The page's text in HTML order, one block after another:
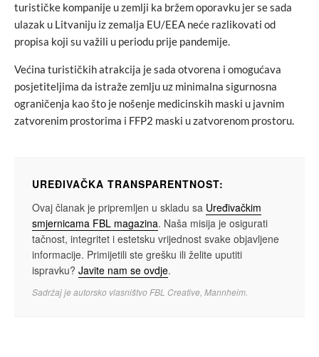
turističke kompanije u zemlji ka bržem oporavku jer se sada
ulazak u Litvaniju iz zemalja EU/EEA neće razlikovati od
propisa koji su važili u periodu prije pandemije.
Većina turističkih atrakcija je sada otvorena i omogućava
posjetiteljima da istraže zemlju uz minimalna sigurnosna
ograničenja kao što je nošenje medicinskih maski u javnim
zatvorenim prostorima i FFP2 maski u zatvorenom prostoru.
UREĐIVAČKA TRANSPARENTNOST:
Ovaj članak je pripremljen u skladu sa Uređivačkim
smjernicama FBL magazina. Naša misija je osigurati
tačnost, integritet i estetsku vrijednost svake objavljene
informacije. Primijetili ste grešku ili želite uputiti
ispravku? Javite nam se ovdje.
Sadržaj je autorsko vlasništvo FBL Creative, Mannheim.